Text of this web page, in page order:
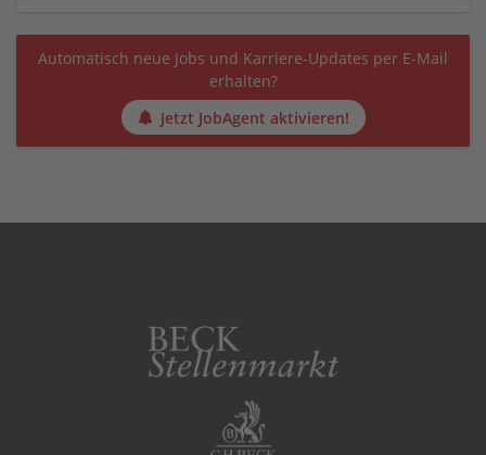
Automatisch neue Jobs und Karriere-Updates per E-Mail
erhalten?
Jetzt JobAgent aktivieren!